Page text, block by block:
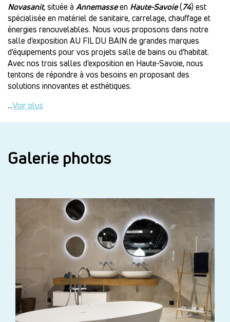
Novasanit, située à Annemasseen Haute-Savoie(74) est
spécialisée en matériel de sanitaire, carrelage, chauffage et
énergies renouvelables. Nous vous proposons dans notre
salle d'exposition AU FIL DU BAIN de grandes marques
d'équipements pour vos projets salle de bains ou d'habitat.
Avec nos trois salles d'exposition en Haute-Savoie, nous
tentons de répondre à vos besoins en proposant des
solutions innovantes et esthétiques.
...Voir plus
Galerie photos